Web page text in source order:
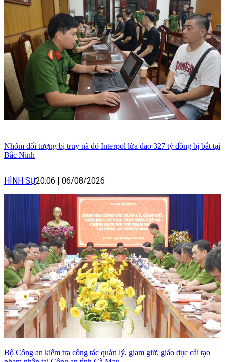
Nhóm đối tượng bị truy nã đỏ Interpol lừa đảo 327 tỷ đồng bị bắt tại
Bắc Ninh
HÌNH SỰ20:06 | 06/08/2026
Bộ Công an kiểm tra công tác quản lý, giam giữ, giáo dục cải tạo